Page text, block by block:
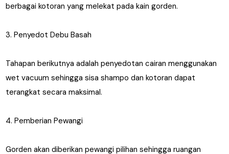
berbagai kotoran yang melekat pada kain gorden.
3. Penyedot Debu Basah
Tahapan berikutnya adalah penyedotan cairan menggunakan
wet vacuum sehingga sisa shampo dan kotoran dapat
terangkat secara maksimal.
4. Pemberian Pewangi
Gorden akan diberikan pewangi pilihan sehingga ruangan